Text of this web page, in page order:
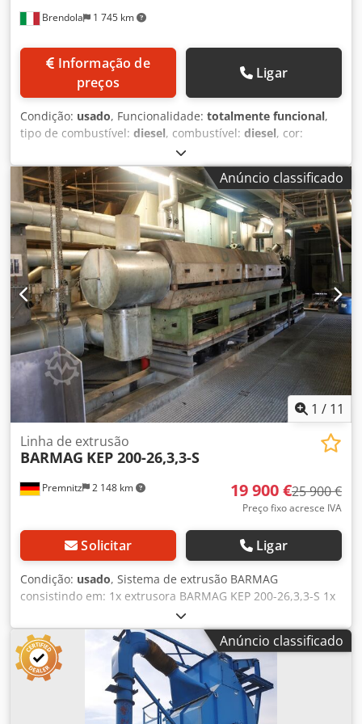
Brendola 1 745 km
preços
Ligar
Condição: usado, Funcionalidade: totalmente funcional,
tipo de combustível: diesel, combustível: diesel, cor:
, cabina do condutor:cabina diurna
fabrico:2014, Equipamento:grua, IVECO STRALIS 460 Ano
2014 DIESEL / Euro 6C Km. 0 - MOTOR NOVO Caixa manual
/ Cilindrada 10.308 / 338 kW PBT 26.000 kg Carga útil
12.960 kg Distância entre eixos: 4.300 mm Caçamba fixa
5370x2550 mm - Altura das laterais 800 mm Guindaste PK
32080 D - 5 extensões Dodpfxowdxads Abajkr Comando
por rádio Caminhão climatizado
Anúncio classificado
1 / 11
Premnitz 2 148 km
Linha de extrusão
BARMAG KEP 200-26,3,3-S
19 900 €25 900 €
Preço fixo acresce IVA
Solicitar Ligar
Condição: usado, Sistema de extrusão BARMAG
consistindo em: 1x extrusora BARMAG KEP 200-26,3,3-S 1x
engrenagem de transmissão KNÖDLER FZ 6000 2_Z-ED 200
- NOVO ano 2016 Dkjdpfx Asuak Nlebasr 1x motor de
acionamento SIEMENS 1GG6208 com ventilação forçada
470V, 468A, 206kw, 2600rpm, Err 310V, 6,8A - NOVO
construído em 2015. 1x unidade de controle 1x dosagem
SCOLZ incl. Tremonha de alimentação com sensor de nível
- construída em 2004 Recursos do sistema: - Extrusora de
Anúncio classificado